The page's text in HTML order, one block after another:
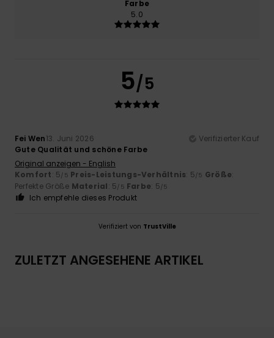
Farbe
5.0
5/5
Fei Wen13. Juni 2026
Verifizierter Kauf
Gute Qualität und schöne Farbe
Original anzeigen - English
Komfort: 5/5 Preis-Leistungs-Verhältnis: 5/5 Größe:
Perfekte Größe Material: 5/5 Farbe: 5/5
Ich empfehle dieses Produkt
Verifiziert von TrustVille
ZULETZT ANGESEHENE ARTIKEL